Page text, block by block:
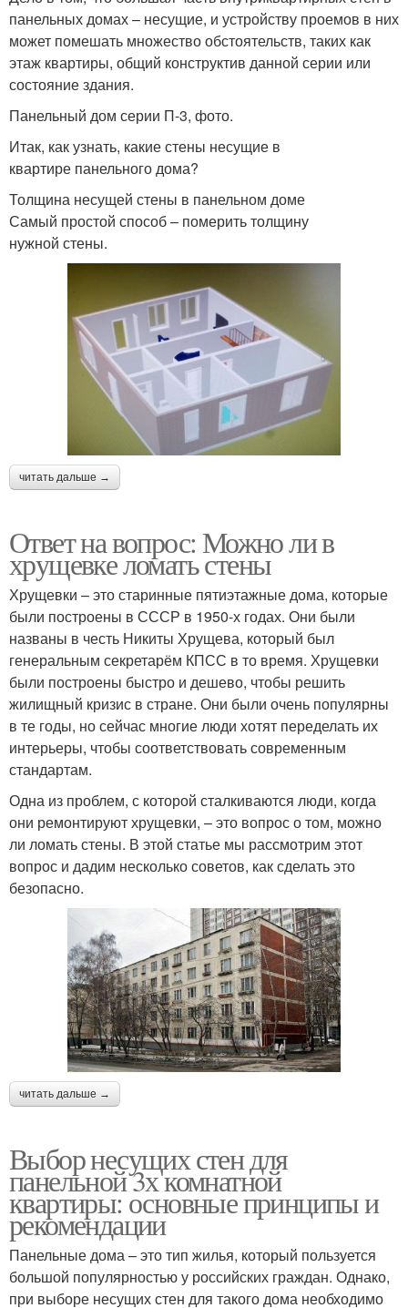
панельных домах – несущие, и устройству проемов в них
может помешать множество обстоятельств, таких как
этаж квартиры, общий конструктив данной серии или
состояние здания.
Панельный дом серии П-3, фото.
Итак, как узнать, какие стены несущие в
квартире панельного дома?
Толщина несущей стены в панельном доме
Самый простой способ – померить толщину
нужной стены.
читать дальше →
Ответ на вопрос: Можно ли в
хрущевке ломать стены
Хрущевки – это старинные пятиэтажные дома, которые
были построены в СССР в 1950-х годах. Они были
названы в честь Никиты Хрущева, который был
генеральным секретарём КПСС в то время. Хрущевки
были построены быстро и дешево, чтобы решить
жилищный кризис в стране. Они были очень популярны
в те годы, но сейчас многие люди хотят переделать их
интерьеры, чтобы соответствовать современным
стандартам.
Одна из проблем, с которой сталкиваются люди, когда
они ремонтируют хрущевки, – это вопрос о том, можно
ли ломать стены. В этой статье мы рассмотрим этот
вопрос и дадим несколько советов, как сделать это
безопасно.
читать дальше →
Выбор несущих стен для
панельной 3х комнатной
квартиры: основные принципы и
рекомендации
Панельные дома – это тип жилья, который пользуется
большой популярностью у российских граждан. Однако,
при выборе несущих стен для такого дома необходимо